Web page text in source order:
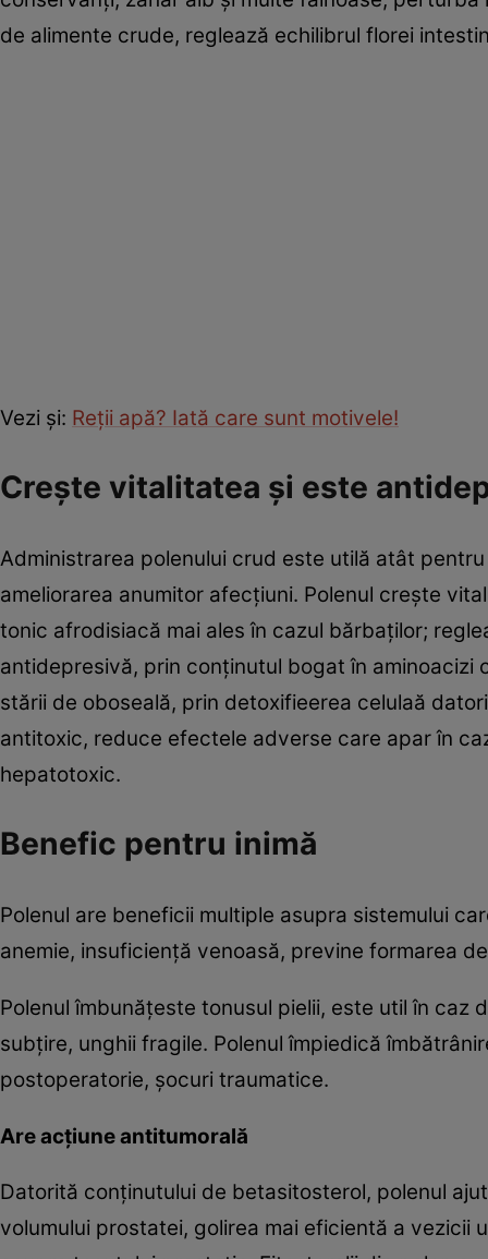
de alimente crude, reglează echilibrul florei
Vezi şi: Reţii apă? Iată care sunt motivele!
Creşte vitalitatea şi este
Administrarea polenului crud este utilă atât
ameliorarea anumitor afecțiuni. Polenul crește
tonic afrodisiacă mai ales în cazul bărbaților;
antidepresivă, prin conținutul bogat în
stării de oboseală, prin detoxifieerea celulaă
antitoxic, reduce efectele adverse care apar în
hepatotoxic.
Benefic pentru inimă
Polenul are beneficii multiple asupra sistemului
anemie, insuficiență venoasă, previne formarea
Polenul îmbunățeste tonusul pielii, este util în caz
subțire, unghii fragile. Polenul împiedică
postoperatorie, șocuri traumatice.
Are acţiune antitumorală
Datorită conținutului de betasitosterol, polenul
volumului prostatei, golirea mai eficientă a